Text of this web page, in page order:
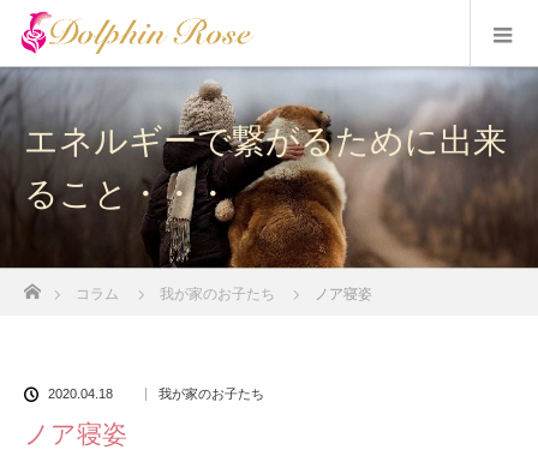
エネルギーで繋がるために出来
ること・・・
コラム 我が家のお子たち ノア寝姿
2020.04.18 我が家のお子たち
ノア寝姿